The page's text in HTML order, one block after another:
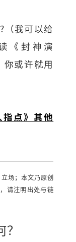
我可以给
《封神演
你或许就用
点》其他
场；本文乃原创
请注明出处与链